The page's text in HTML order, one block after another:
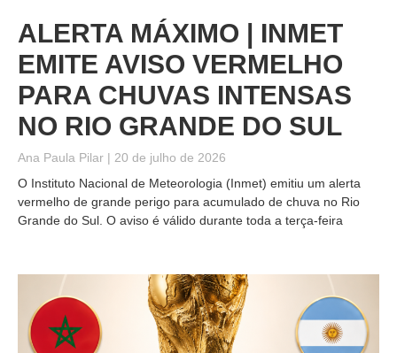
ALERTA MÁXIMO | INMET
EMITE AVISO VERMELHO
PARA CHUVAS INTENSAS
NO RIO GRANDE DO SUL
Ana Paula Pilar
20 de julho de 2026
O Instituto Nacional de Meteorologia (Inmet) emitiu um alerta
vermelho de grande perigo para acumulado de chuva no Rio
Grande do Sul. O aviso é válido durante toda a terça-feira